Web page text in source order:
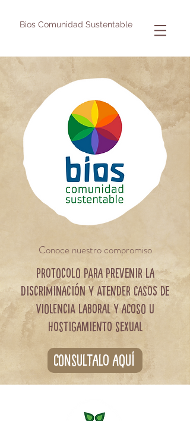
Bios Comunidad Sustentable
Conoce nuestro compromiso
PROTOCOLO PARA PREVENIR LA
DISCRIMINACIÓN Y ATENDER CASOS DE
VIOLENCIA LABORAL Y ACOSO U
HOSTIGAMIENTO SEXUAL
Consultalo aquí